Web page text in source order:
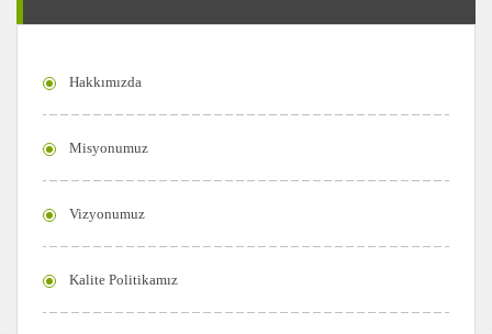
Hakkımızda
Misyonumuz
Vizyonumuz
Kalite Politikamız